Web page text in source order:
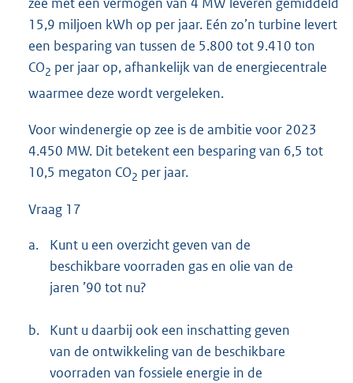
15,9 miljoen kWh op per jaar. Eén zo’n turbine levert
een besparing van tussen de 5.800 tot 9.410 ton
CO2 per jaar op, afhankelijk van de energiecentrale
waarmee deze wordt vergeleken.
Voor windenergie op zee is de ambitie voor 2023
4.450 MW. Dit betekent een besparing van 6,5 tot
10,5 megaton CO2 per jaar.
Vraag 17
a.
Kunt u een overzicht geven van de
beschikbare voorraden gas en olie van de
jaren ’90 tot nu?
b.
Kunt u daarbij ook een inschatting geven
van de ontwikkeling van de beschikbare
voorraden van fossiele energie in de